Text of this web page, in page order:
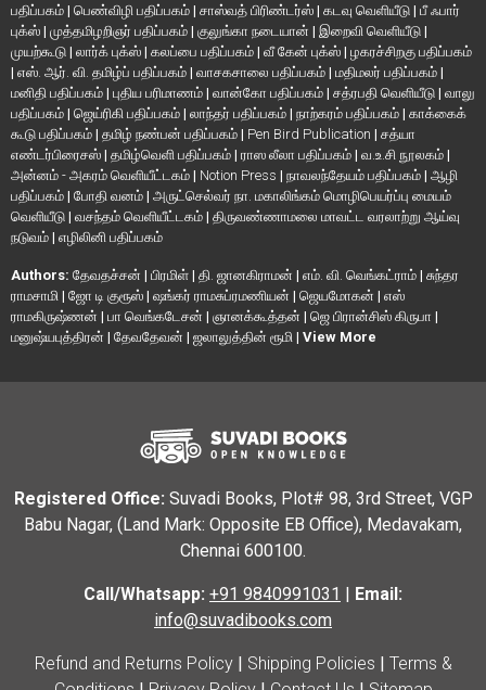
பதிப்பகம் | பெண்விழி பதிப்பகம் | சாஸ்வத் பிரிண்டர்ஸ் | கடவு வெளியீடு | பீ ஃபார்
புக்ஸ் | முத்தமிழறிஞர் பதிப்பகம் | குலுங்கா நடையான் | இறைவி வெளியீடு |
முயற்கூடு | லார்க் புக்ஸ் | கலப்பை பதிப்பகம் | வீ கேன் புக்ஸ் | ழகரச்சிறகு பதிப்பகம்
| எஸ். ஆர். வி. தமிழ்ப் பதிப்பகம் | வாசகசாலை பதிப்பகம் | மதிமலர் பதிப்பகம் |
மனிதி பதிப்பகம் | புதிய பரிமாணம் | வான்கோ பதிப்பகம் | சத்ரபதி வெளியீடு | வாலு
பதிப்பகம் | ஜெய்ரிகி பதிப்பகம் | லாந்தர் பதிப்பகம் | நாற்கரம் பதிப்பகம் | காக்கைக்
கூடு பதிப்பகம் | தமிழ் நண்பன் பதிப்பகம் | Pen Bird Publication | சத்யா
எண்டர்பிரைசஸ் | தமிழ்வெளி பதிப்பகம் | ராஸ லீலா பதிப்பகம் | வ.உ.சி நூலகம் |
அன்னம் - அகரம் வெளியீட்டகம் | Notion Press | நாவலந்தேயம் பதிப்பகம் | ஆழி
பதிப்பகம் | போதி வனம் | அருட்செல்வர் நா. மகாலிங்கம் மொழிபெயர்ப்பு மையம்
வெளியீடு | வசந்தம் வெளியீட்டகம் | திருவண்ணாமலை மாவட்ட வரலாற்று ஆய்வு
நடுவம் | எழிலினி பதிப்பகம்
Authors: தேவதச்சன் | பிரமிள் | தி. ஜானகிராமன் | எம். வி. வெங்கட்ராம் | சுந்தர
ராமசாமி | ஜோ டி குரூஸ் | ஷங்கர் ராமசுப்ரமணியன் | ஜெயமோகன் | எஸ்
ராமகிருஷ்ணன் | பா வெங்கடேசன் | ஞானக்கூத்தன் | ஜெ பிரான்சிஸ் கிருபா |
மனுஷ்யபுத்திரன் | தேவதேவன் | ஜலாலுத்தின் ரூமி | View More
Registered Office: Suvadi Books, Plot# 98, 3rd Street, VGP
Babu Nagar, (Land Mark: Opposite EB Office), Medavakam,
Chennai 600100.
Call/Whatsapp: +91 9840991031 | Email:
info@suvadibooks.com
Refund and Returns Policy| Shipping Policies | Terms &